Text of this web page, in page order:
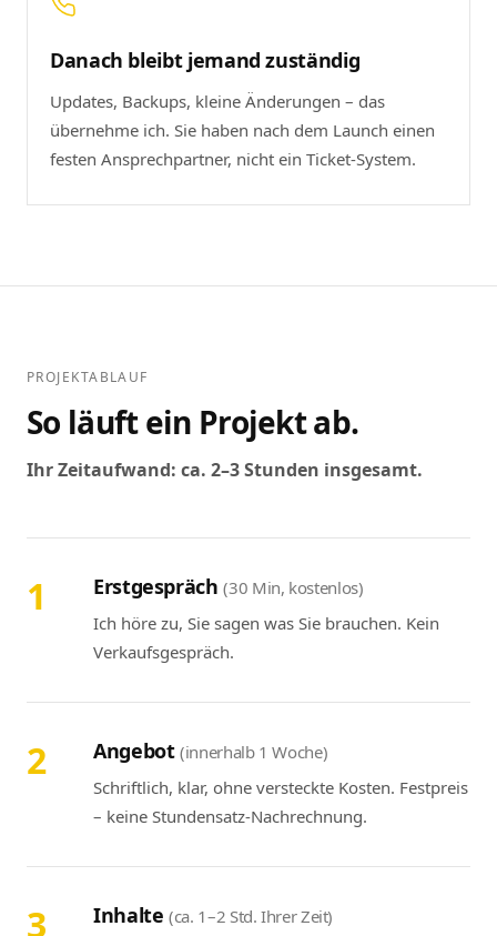
Danach bleibt jemand zuständig
Updates, Backups, kleine Änderungen – das
übernehme ich. Sie haben nach dem Launch einen
festen Ansprechpartner, nicht ein Ticket-System.
PROJEKTABLAUF
So läuft ein Projekt ab.
Ihr Zeitaufwand: ca. 2–3 Stunden insgesamt.
1 Erstgespräch(30 Min, kostenlos)
Ich höre zu, Sie sagen was Sie brauchen. Kein
Verkaufsgespräch.
2 Angebot(innerhalb 1 Woche)
Schriftlich, klar, ohne versteckte Kosten. Festpreis
– keine Stundensatz-Nachrechnung.
3 Inhalte(ca. 1–2 Std. Ihrer Zeit)